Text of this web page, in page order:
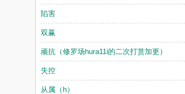
陷害
双赢
顽抗（修罗场hura11i的二次打赏加更）
失控
从属（h）